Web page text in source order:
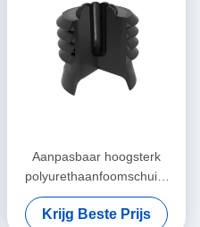
Aanpasbaar hoogsterk
polyurethaanfoomschuim
buigingssysteem voor hoge
normen
Krijg Beste Prijs